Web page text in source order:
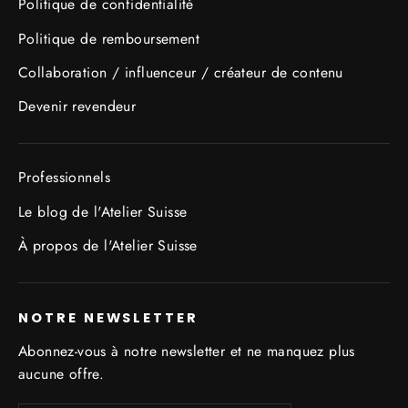
Politique de confidentialité
Politique de remboursement
Collaboration / influenceur / créateur de contenu
Devenir revendeur
Professionnels
Le blog de l'Atelier Suisse
À propos de l'Atelier Suisse
NOTRE NEWSLETTER
Abonnez-vous à notre newsletter et ne manquez plus
aucune offre.